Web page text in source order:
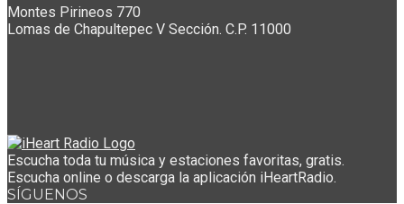
Montes Pirineos 770
Lomas de Chapultepec V Sección. C.P. 11000
Escucha toda tu música y estaciones favoritas, gratis.
Escucha online o descarga la aplicación iHeartRadio.
SÍGUENOS